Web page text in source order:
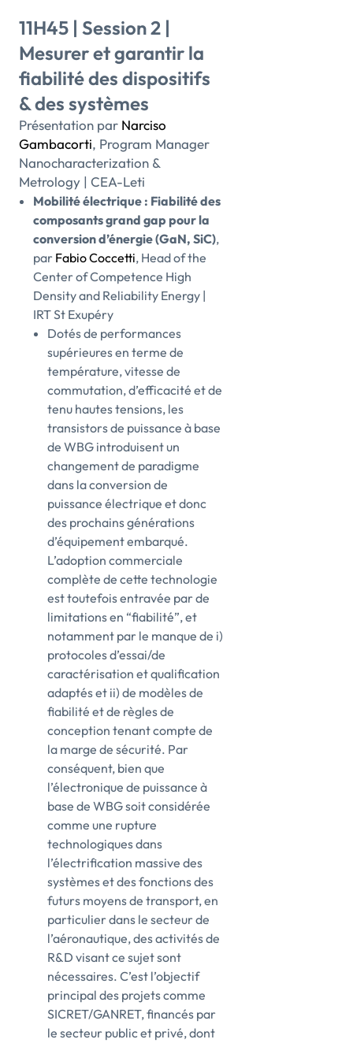
11H45 | Session 2 |
Mesurer et garantir la
fiabilité des dispositifs
& des systèmes
Présentation par Narciso
Gambacorti, Program Manager
Nanocharacterization &
Metrology | CEA-Leti
Mobilité électrique : Fiabilité des
composants grand gap pour la
conversion d’énergie (GaN, SiC),
par Fabio Coccetti, Head of the
Center of Competence High
Density and Reliability Energy |
IRT St Exupéry
Dotés de performances
supérieures en terme de
température, vitesse de
commutation, d’efficacité et de
tenu hautes tensions, les
transistors de puissance à base
de WBG introduisent un
changement de paradigme
dans la conversion de
puissance électrique et donc
des prochains générations
d’équipement embarqué.
L’adoption commerciale
complète de cette technologie
est toutefois entravée par de
limitations en “fiabilité”, et
notamment par le manque de i)
protocoles d’essai/de
caractérisation et qualification
adaptés et ii) de modèles de
fiabilité et de règles de
conception tenant compte de
la marge de sécurité. Par
conséquent, bien que
l’électronique de puissance à
base de WBG soit considérée
comme une rupture
technologiques dans
l’électrification massive des
systèmes et des fonctions des
futurs moyens de transport, en
particulier dans le secteur de
l’aéronautique, des activités de
R&D visant ce sujet sont
nécessaires. C’est l’objectif
principal des projets comme
SICRET/GANRET, financés par
le secteur public et privé, dont